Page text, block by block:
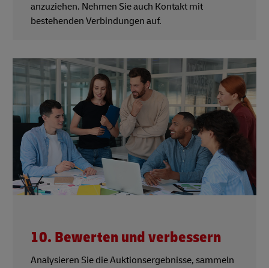
anzuziehen. Nehmen Sie auch Kontakt mit
bestehenden Verbindungen auf.
10. Bewerten und verbessern
Analysieren Sie die Auktionsergebnisse, sammeln